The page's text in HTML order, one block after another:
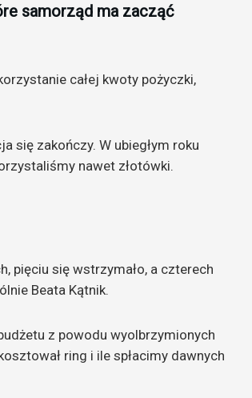
samorząd ma zacząć
całej kwoty pożyczki,
się zakończy. W ubiegłym roku
nawet złotówki.
pięciu się wstrzymało, a czterech
Beata Kątnik.
z powodu wyolbrzymionych
ring i ile spłacimy dawnych